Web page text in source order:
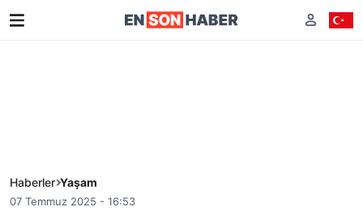
Haberler Yaşam
07 Temmuz 2025 - 16:53